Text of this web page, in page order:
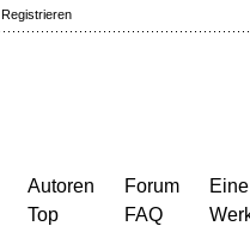
Registrieren
Autoren
Top
Forum
FAQ